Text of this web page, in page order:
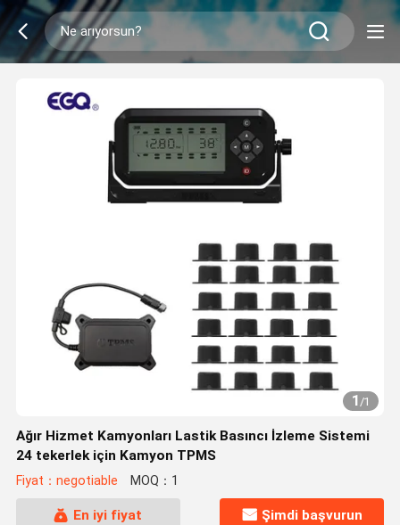
1/1
Ağır Hizmet Kamyonları Lastik Basıncı İzleme Sistemi
24 tekerlek için Kamyon TPMS
Fiyat：negotiable MOQ：1
En iyi fiyat Şimdi başvurun